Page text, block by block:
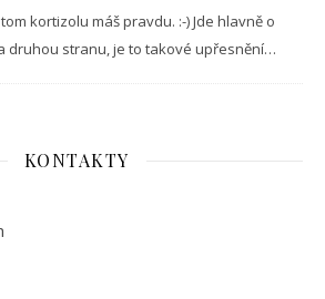
kortizolu máš pravdu. :-) Jde hlavně o
druhou stranu, je to takové upřesnění…
KONTAKTY